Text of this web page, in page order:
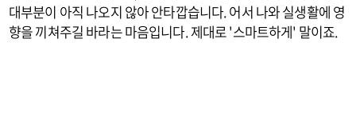
대부분이 아직 나오지 않아 안타깝습니다. 어서 나와 실생활에 영
향을 끼쳐주길 바라는 마음입니다. 제대로 '스마트하게' 말이죠.